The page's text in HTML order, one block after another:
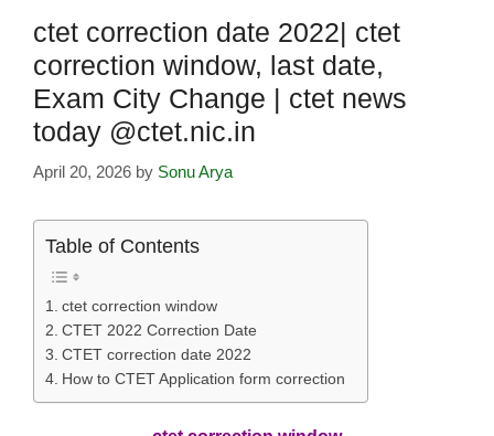
ctet correction date 2022| ctet
correction window, last date,
Exam City Change | ctet news
today @ctet.nic.in
April 20, 2026 by Sonu Arya
Table of Contents
ctet correction window
CTET 2022 Correction Date
CTET correction date 2022
How to CTET Application form correction